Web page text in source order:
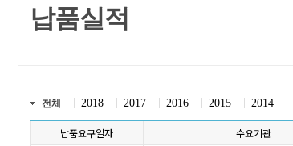
납품실적
전체 2018 2017 2016 2015 2014
납품요구일자 수요기관